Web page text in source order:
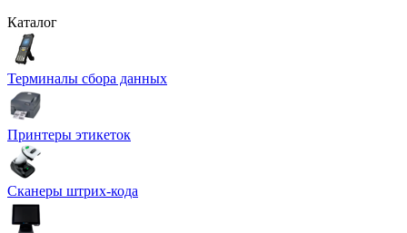
Каталог
Терминалы сбора данных
Принтеры этикеток
Сканеры штрих-кода